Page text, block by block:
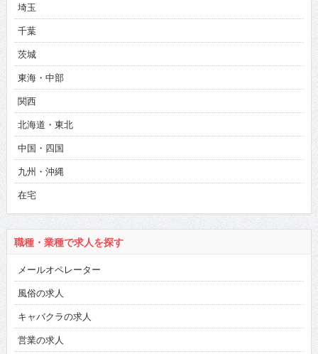
埼玉
千葉
茨城
東海・中部
関西
北海道・東北
中国・四国
九州・沖縄
在宅
職種・業種で求人を探す
メールオペレーター
風俗の求人
キャバクラの求人
営業の求人